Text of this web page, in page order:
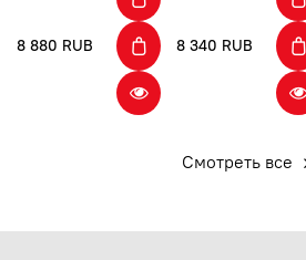
8 880 RUB 8 340 RUB
Смотреть все